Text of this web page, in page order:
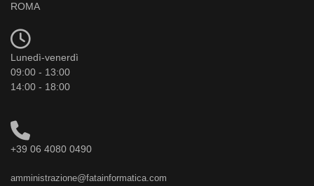
ROMA
Lunedì-venerdì
09:00 - 13:00
14:00 - 18:00
+39 06 4080 0490
amministrazione@fatainformatica.com